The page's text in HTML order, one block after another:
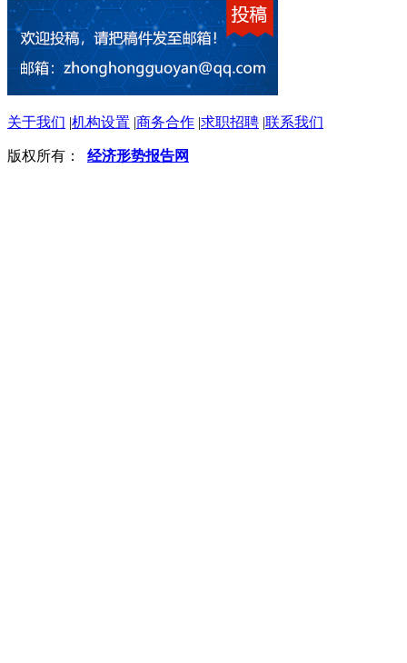
关于我们 |机构设置 |商务合作 |求职招聘 |联系我们
版权所有： 经济形势报告网